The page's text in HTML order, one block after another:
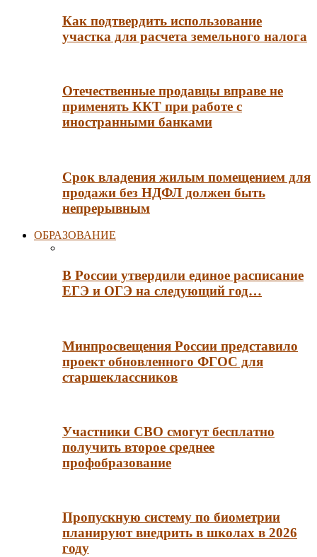
Как подтвердить использование
участка для расчета земельного налога
Отечественные продавцы вправе не
применять ККТ при работе с
иностранными банками
Срок владения жилым помещением для
продажи без НДФЛ должен быть
непрерывным
ОБРАЗОВАНИЕ
В России утвердили единое расписание
ЕГЭ и ОГЭ на следующий год…
Минпросвещения России представило
проект обновленного ФГОС для
старшеклассников
Участники СВО смогут бесплатно
получить второе среднее
профобразование
Пропускную систему по биометрии
планируют внедрить в школах в 2026
году